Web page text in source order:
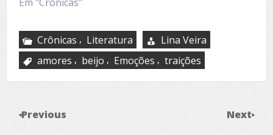
Crônicas , Literatura
Lina Veira
amores , beijo , Emoções , traições
Previous Next